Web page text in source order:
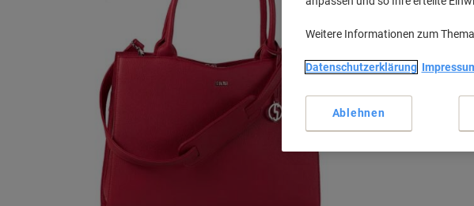
Weitere Informationen zum
Datenschutzerklärung
Ablehnen